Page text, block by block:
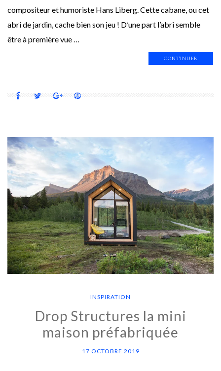
compositeur et humoriste Hans Liberg. Cette cabane, ou cet
abri de jardin, cache bien son jeu ! D’une part l’abri semble
être à première vue …
CONTINUER
INSPIRATION
Drop Structures la mini
maison préfabriquée
17 OCTOBRE 2019